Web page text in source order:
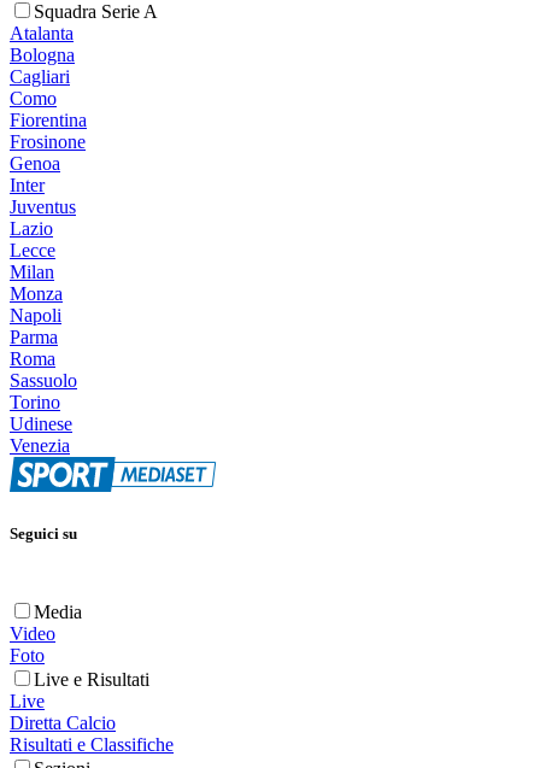
Squadra Serie A
Atalanta
Bologna
Cagliari
Como
Fiorentina
Frosinone
Genoa
Inter
Juventus
Lazio
Lecce
Milan
Monza
Napoli
Parma
Roma
Sassuolo
Torino
Udinese
Venezia
Seguici su
Media
Video
Foto
Live e Risultati
Live
Diretta Calcio
Risultati e Classifiche